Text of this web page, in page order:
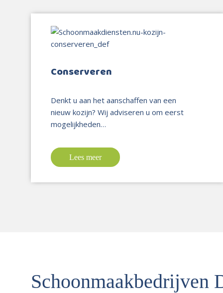
Conserveren
Denkt u aan het aanschaffen van een
nieuw kozijn? Wij adviseren u om eerst
mogelijkheden…
Lees meer
Schoonmaakbedrijven